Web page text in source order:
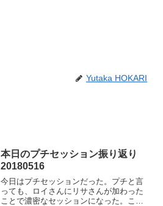
Yutaka HOKARI
本日のプチセッション振り返り
20180516
今日はプチセッションだった。プチと言
っても、ロイさんにリサさんが加わった
ことで濃密なセッションになった。ここ